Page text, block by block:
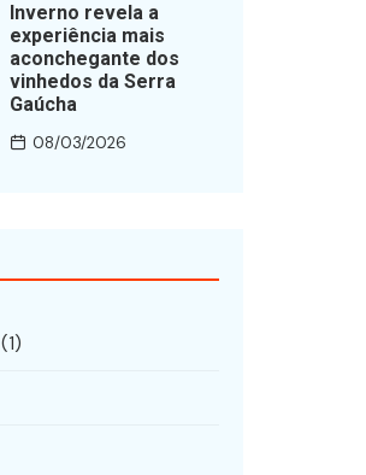
Inverno revela a
experiência mais
aconchegante dos
vinhedos da Serra
Gaúcha
08/03/2026
(1)